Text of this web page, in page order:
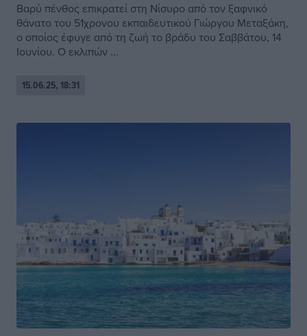
Βαρύ πένθος επικρατεί στη Νίσυρο από τον ξαφνικό
θάνατο του 51χρονου εκπαιδευτικού Γιώργου Μεταξάκη,
ο οποίος έφυγε από τη ζωή το βράδυ του Σαββάτου, 14
Ιουνίου. Ο εκλιπών ...
15.06.25, 18:31